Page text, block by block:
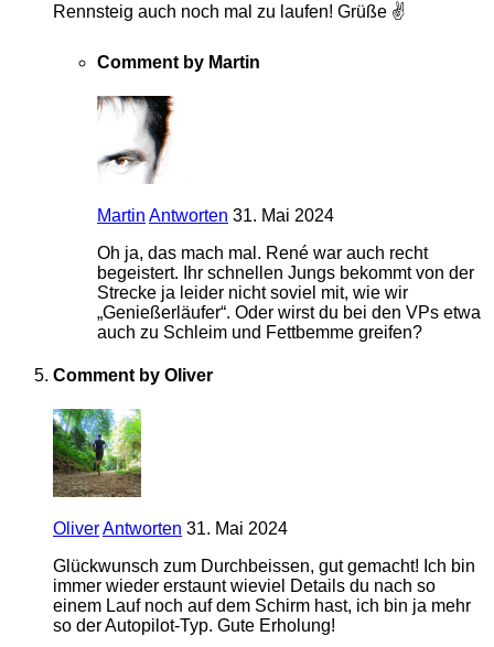
Rennsteig auch noch mal zu laufen! Grüße ✌
Comment by Martin
Martin Antworten 31. Mai 2024
Oh ja, das mach mal. René war auch recht
begeistert. Ihr schnellen Jungs bekommt von der
Strecke ja leider nicht soviel mit, wie wir
„Genießerläufer“. Oder wirst du bei den VPs etwa
auch zu Schleim und Fettbemme greifen?
Comment by Oliver
OliverAntworten 31. Mai 2024
Glückwunsch zum Durchbeissen, gut gemacht! Ich bin
immer wieder erstaunt wieviel Details du nach so
einem Lauf noch auf dem Schirm hast, ich bin ja mehr
so der Autopilot-Typ. Gute Erholung!